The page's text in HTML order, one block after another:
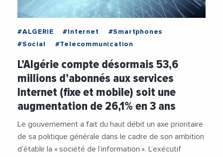
#ALGERIE #Internet
#Smartphones
#Social
#Telecommunication
L’Algérie compte désormais 53,6
millions d’abonnés aux services
Internet (fixe et mobile) soit une
augmentation de 26,1% en 3 ans
Le gouvernement a fait du haut débit un axe prioritaire
de sa politique générale dans le cadre de son ambition
d’établir la « société de l’information ». L’exécutif